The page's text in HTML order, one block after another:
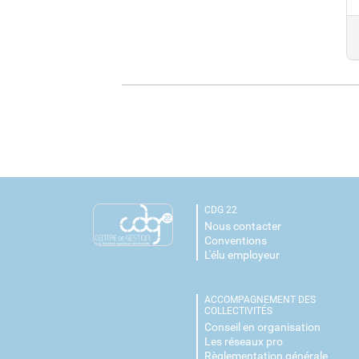
CDG 22
Nous contacter
Conventions
L'élu employeur
ACCOMPAGNEMENT DES
COLLECTIVITÉS
Conseil en organisation
Les réseaux pro
Règlementation générale